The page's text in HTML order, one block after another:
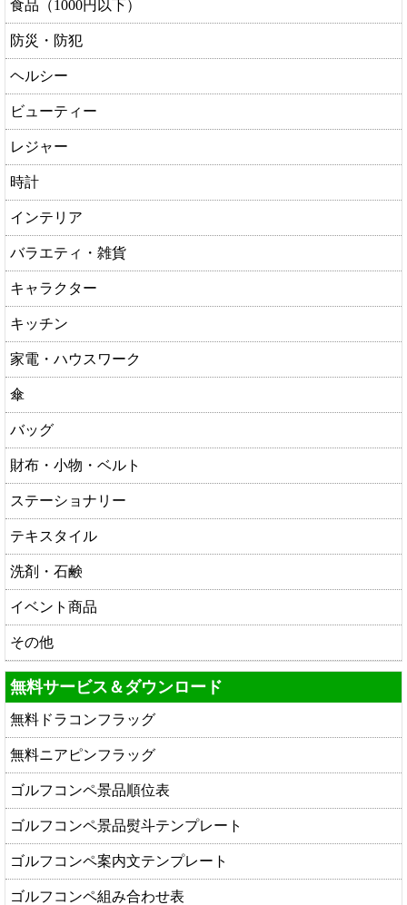
食品（1000円以下）
防災・防犯
ヘルシー
ビューティー
レジャー
時計
インテリア
バラエティ・雑貨
キャラクター
キッチン
家電・ハウスワーク
傘
バッグ
財布・小物・ベルト
ステーショナリー
テキスタイル
洗剤・石鹸
イベント商品
その他
無料サービス＆ダウンロード
無料ドラコンフラッグ
無料ニアピンフラッグ
ゴルフコンペ景品順位表
ゴルフコンペ景品熨斗テンプレート
ゴルフコンペ案内文テンプレート
ゴルフコンペ組み合わせ表